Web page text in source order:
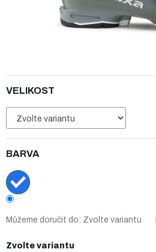
Zvolte variantu
VELIKOST
BARVA
Můžeme doručit do: Zvolte variantu